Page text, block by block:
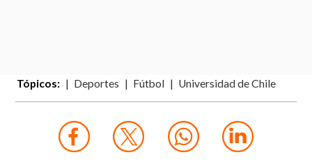
Tópicos: Deportes Fútbol Universidad de Chile